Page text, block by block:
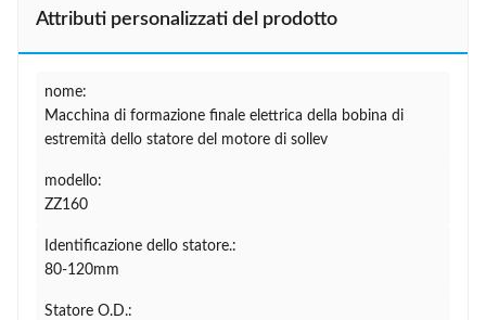
Attributi personalizzati del prodotto
nome:
Macchina di formazione finale elettrica della bobina di
estremità dello statore del motore di sollev
modello:
ZZ160
Identificazione dello statore.:
80-120mm
Statore O.D.: